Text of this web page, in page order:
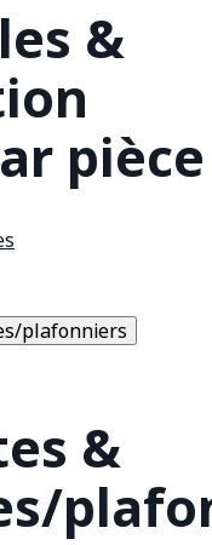
&
pièce
plafonniers
&